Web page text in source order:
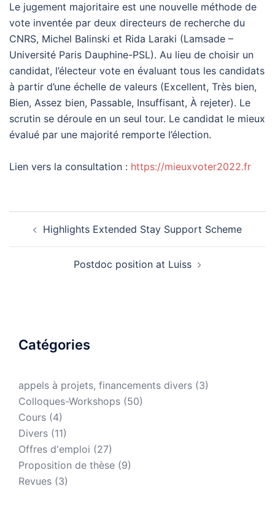
Le jugement majoritaire est une nouvelle méthode de
vote inventée par deux directeurs de recherche du
CNRS, Michel Balinski et Rida Laraki (Lamsade –
Université Paris Dauphine-PSL). Au lieu de choisir un
candidat, l’électeur vote en évaluant tous les candidats
à partir d’une échelle de valeurs (Excellent, Très bien,
Bien, Assez bien, Passable, Insuffisant, À rejeter). Le
scrutin se déroule en un seul tour. Le candidat le mieux
évalué par une majorité remporte l’élection.
Lien vers la consultation : https://mieuxvoter2022.fr
Highlights Extended Stay Support Scheme
Postdoc position at Luiss
Catégories
appels à projets, financements divers (3)
Colloques-Workshops (50)
Cours (4)
Divers (11)
Offres d'emploi (27)
Proposition de thèse (9)
Revues (3)